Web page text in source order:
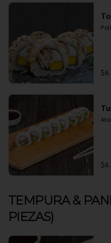
TEMPURA &
PIEZAS)